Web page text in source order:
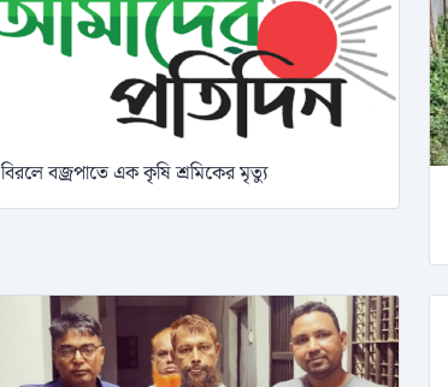
বিরলে বজ্রপাতে এক কৃষি শ্রমিকের মৃত্যু